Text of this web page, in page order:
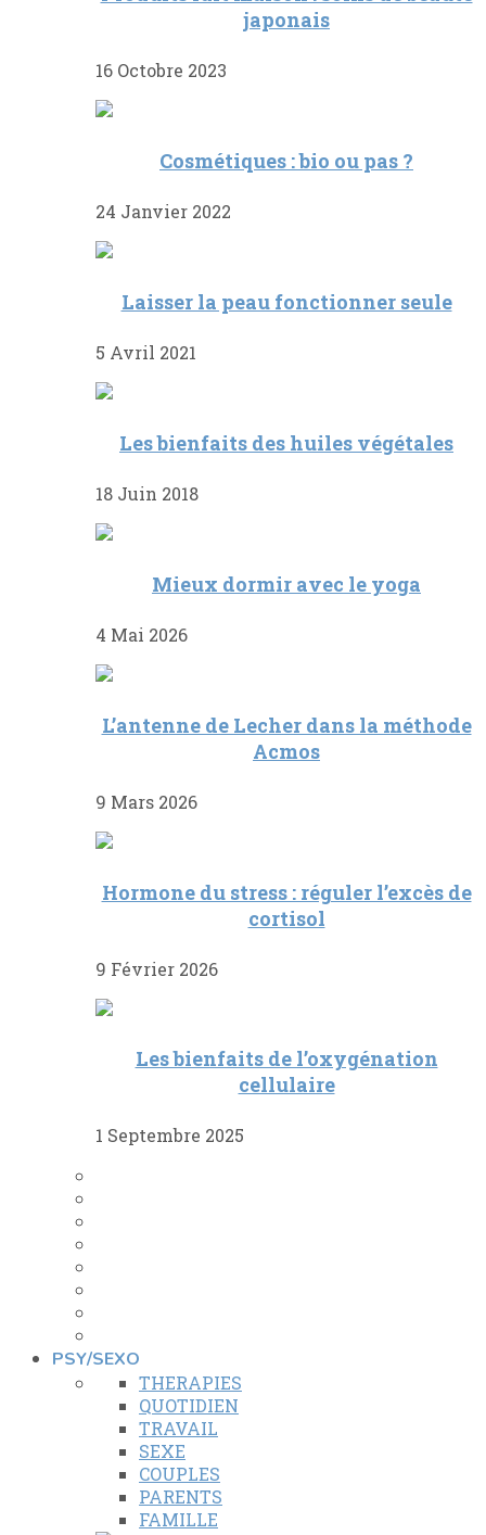
japonais
16 Octobre 2023
Cosmétiques : bio ou pas ?
24 Janvier 2022
Laisser la peau fonctionner seule
5 Avril 2021
Les bienfaits des huiles végétales
18 Juin 2018
Mieux dormir avec le yoga
4 Mai 2026
L’antenne de Lecher dans la méthode
Acmos
9 Mars 2026
Hormone du stress : réguler l’excès de
cortisol
9 Février 2026
Les bienfaits de l’oxygénation
cellulaire
1 Septembre 2025
PSY/SEXO
THERAPIES
QUOTIDIEN
TRAVAIL
SEXE
COUPLES
PARENTS
FAMILLE